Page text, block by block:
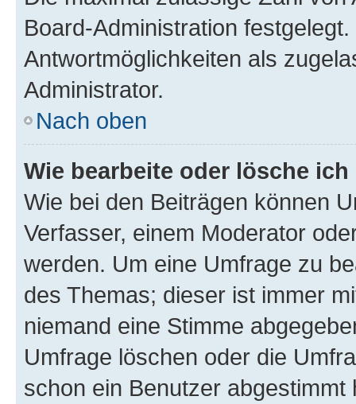
Board-Administration
Antwortmöglichkeiten als
Administrator.
Nach oben
Wie bearbeite oder lösche
Wie bei den Beiträgen können
Verfasser, einem Moderator
werden. Um eine Umfrage zu
des Themas; dieser ist immer
niemand eine Stimme
Umfrage löschen oder die
schon ein Benutzer